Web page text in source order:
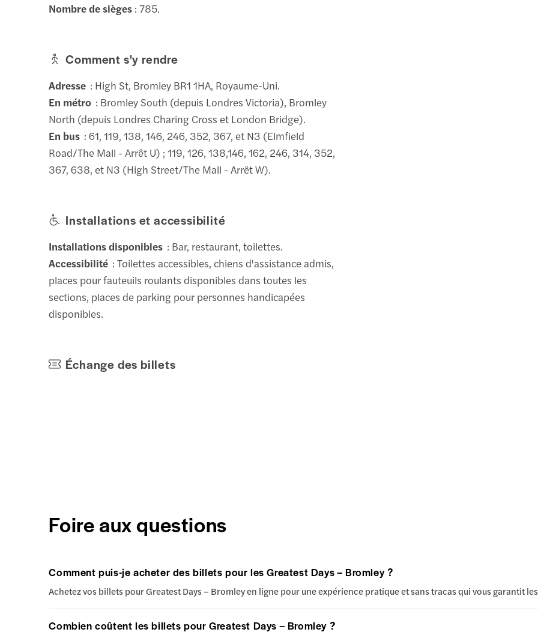
Nombre de sièges : 785.
Comment s'y rendre
Adresse : High St, Bromley BR1 1HA, Royaume-Uni.
En métro : Bromley South (depuis Londres Victoria), Bromley
North (depuis Londres Charing Cross et London Bridge).
En bus : 61, 119, 138, 146, 246, 352, 367, et N3 (Elmfield
Road/The Mall - Arrêt U) ; 119, 126, 138,146, 162, 246, 314, 352,
367, 638, et N3 (High Street/The Mall - Arrêt W).
Installations et accessibilité
Installations disponibles : Bar, restaurant, toilettes.
Accessibilité : Toilettes accessibles, chiens d'assistance admis,
places pour fauteuils roulants disponibles dans toutes les
sections, places de parking pour personnes handicapées
disponibles.
Échange des billets
Foire aux questions
Comment puis-je acheter des billets pour les Greatest Days – Bromley ?
Achetez vos billets pour Greatest Days – Bromley en ligne pour une expérience pratique et sans tracas qui vous garantit
Combien coûtent les billets pour Greatest Days – Bromley ?